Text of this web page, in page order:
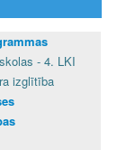
- 4. LKI
izglītība